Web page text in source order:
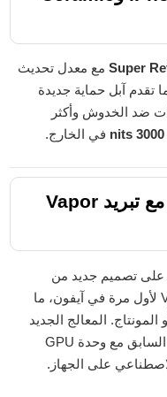
مع معدل تحديث
تقدم آبل حماية جديدة
ضد الخدوش وأكثر
3000 nits في الخارج.
iPhone 17 Pro: أداء فائق مع تبريد Vapor
على تصميم جديد من
الألومنيوم مع نظام تبريد Vapor Chamber لأول مرة في آيفون، ما
المونتاج. المعالج الجديد
يقدم قفزة 40% مقارنة بالجيل السابق مع وحدة GPU
على الجهاز.